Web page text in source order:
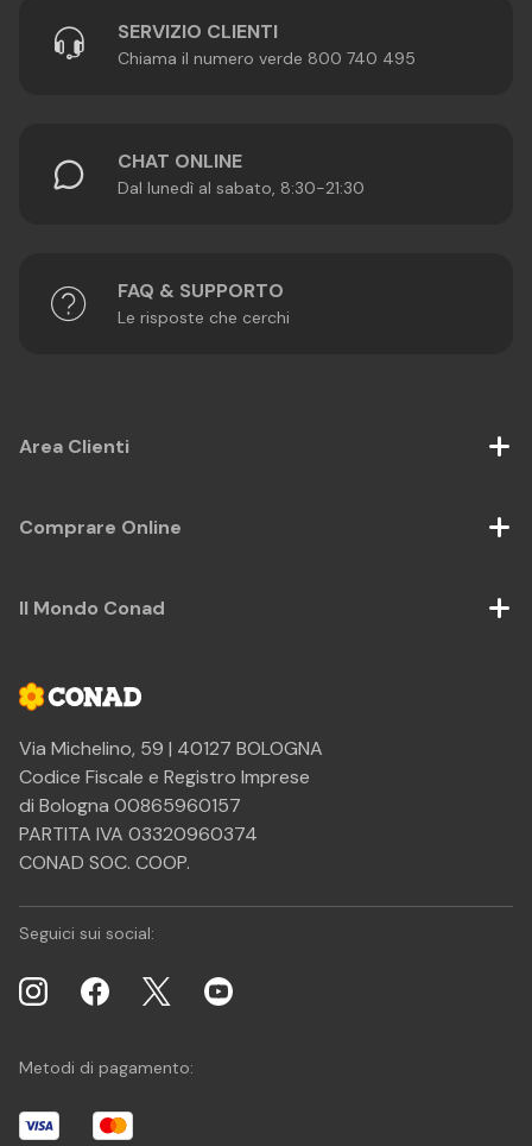
SERVIZIO CLIENTI
Chiama il numero verde 800 740 495
CHAT ONLINE
Dal lunedì al sabato, 8:30-21:30
FAQ & SUPPORTO
Le risposte che cerchi
Via Michelino, 59 | 40127 BOLOGNA
Codice Fiscale e Registro Imprese
di Bologna 00865960157
PARTITA IVA 03320960374
CONAD SOC. COOP.
Area Clienti
Comprare Online
Il Mondo Conad
Seguici sui social:
Metodi di pagamento: